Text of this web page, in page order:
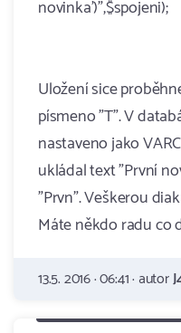
novinka')",$spojeni);
Uložení sice
písmeno "T". V
nastaveno jako
ukládal text "První
"Prvn". Veškerou
Máte někdo radu co
13.5. 2016 · 06:41 · autor